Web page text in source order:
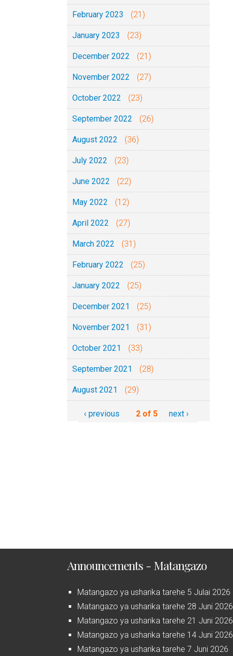
February 2023 (21)
January 2023 (23)
December 2022 (21)
November 2022 (27)
October 2022 (23)
September 2022 (26)
August 2022 (36)
July 2022 (23)
June 2022 (22)
May 2022 (12)
April 2022 (27)
March 2022 (31)
February 2022 (25)
January 2022 (25)
December 2021 (25)
November 2021 (31)
October 2021 (33)
September 2021 (28)
August 2021 (29)
‹ previous 2 of 5 next ›
Announcements - Matangazo
Matangazo ya usharika tarehe 5 Julai 2026
Matangazo ya usharika tarehe 28 Juni 2026
Matangazo ya usharika tarehe 21 Juni 2026
Matangazo ya usharika tarehe 14 Juni 2026
Matangazo ya usharika tarehe 7 Juni 2026